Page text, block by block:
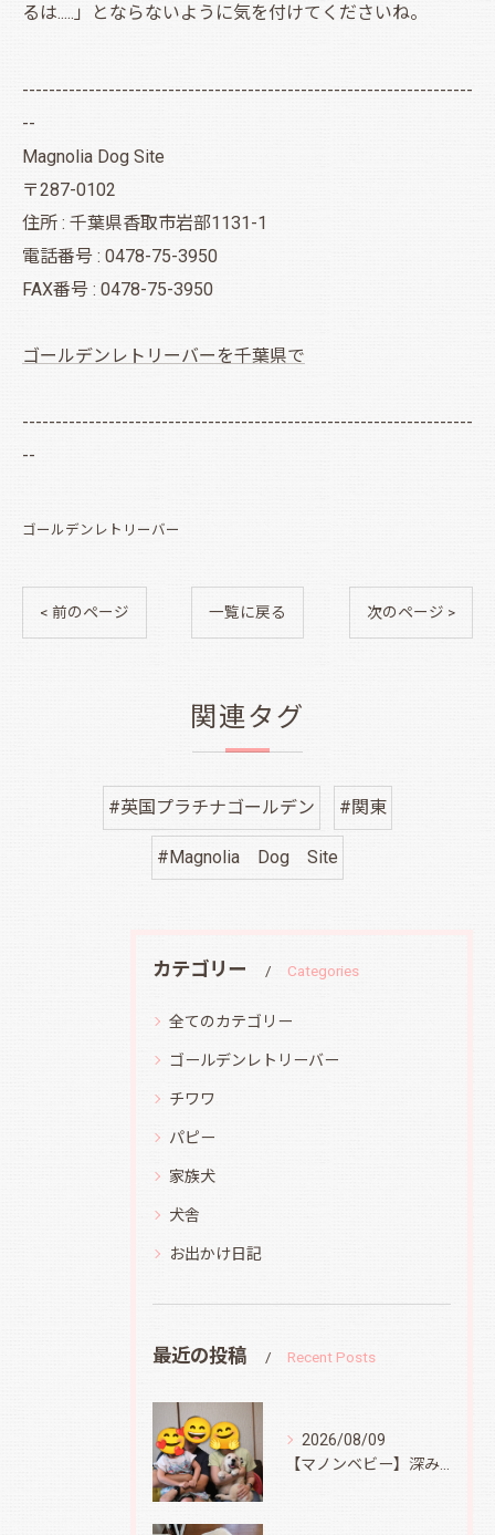
るは.....」とならないように気を付けてくださいね。
--------------------------------------------------------------------
--
Magnolia Dog Site
〒287-0102
住所 : 千葉県香取市岩部1131-1
電話番号 : 0478-75-3950
FAX番号 : 0478-75-3950
ゴールデンレトリーバーを千葉県で
--------------------------------------------------------------------
--
ゴールデンレトリーバー
< 前のページ 一覧に戻る 次のページ >
関連タグ
#英国プラチナゴールデン #関東
#Magnolia Dog Site
カテゴリー Categories
全てのカテゴリー
ゴールデンレトリーバー
チワワ
パピー
家族犬
犬舎
お出かけ日記
最近の投稿 Recent Posts
2026/08/09
【マノンベビー】深みどり君